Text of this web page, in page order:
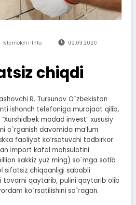
Istemolchi-Info 02.09.2020
chiqdi
R. Tursunov O`zbekiston
ishonch telefoniga murojaat qilib,
madad invest” xususiy
o`rganish davomida maʼlum
faoliyat koʼrsatuvchi tadbirkor
import kafel mahsulotini
sakkiz yuz ming) so`mga sotib
sifatsiz chiqqanligi sababli
tovarni qaytarib, pulini qaytarib olib
ko`rsatilishini so`ragan.